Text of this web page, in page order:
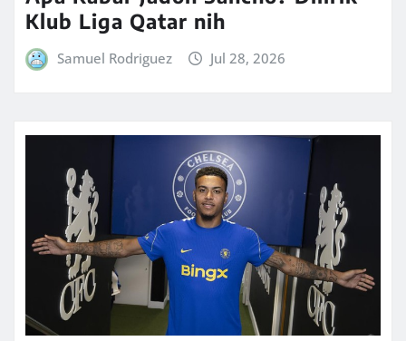
Klub Liga Qatar nih
Samuel Rodriguez Jul 28, 2026